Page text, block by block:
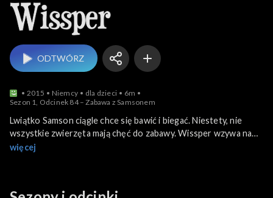
ODTWÓRZ
2015 Niemcy dla dzieci
6m
Sezon 1, Odcinek 84 – Zabawa z Samsonem
Lwiątko Samson ciągle chce się bawić i biegać. Niestety, nie
wszystkie zwierzęta mają chęć do zabawy. Wissper wzywa na
pomoc pandę. Proponuje on zwierzętom ćwiczenia, które
więcej